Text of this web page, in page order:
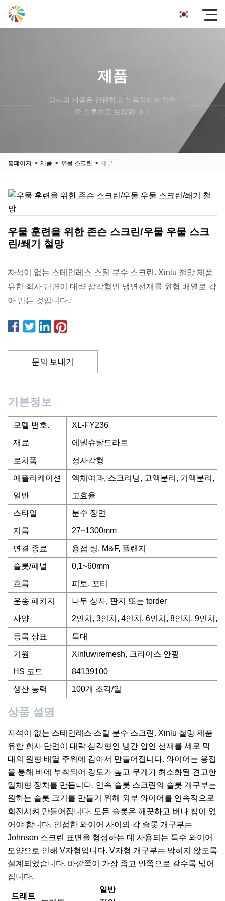
제품
당사의 제품은 간편하고 실용적이며 안전
한 솔루션을 보장합니다.
홈페이지 > 제품 > 우물 스크린 > 세부
우물 훈련을 위한 존슨 스크린/우물 우물 스크
린/쐐기 철망
자석이 없는 스테인레스 스틸 분수 스크린. Xinlu 철망 제품
유한 회사 단면이 대략 삼각형인 냉연선재를 원형 배열로 감
아 만든 것입니다.;
문의 보내기
기본정보
모델 번호. XL-FY236
재료 에델슈탈드라트
로치폼 정사각형
애플리케이션 액체여과, 스크리닝, 고액분리, 기액분리,
일반 고효율
스타일 분수 장면
지름 27~1300mm
연결 종료 용접 링, M&F, 플랜지
슬롯/패널 0,1~60mm
흐름 피토, 포티
운송 패키지 나무 상자, 판지 또는 torder
사양 2인치, 3인치, 4인치, 6인치, 8인치, 9인치,
등록 상표 특대
기원 Xinluwiremesh, 크라이스 안핑
HS 코드 84139100
생산 능력 100개 조각/일
상품 설명
자석이 없는 스테인레스 스틸 분수 스크린. Xinlu 철망 제품
유한 회사 단면이 대략 삼각형인 냉간 압연 선재를 세로 막
대의 원형 배열 주위에 감아서 만들어집니다. 와이어는 용접
을 통해 바에 부착되어 강도가 높고 무게가 최소화된 견고한
일체형 장치를 만듭니다. 연속 슬롯 스크린의 슬롯 개구부는
원하는 슬롯 크기를 만들기 위해 외부 와이어를 연속적으로
회전시켜 만들어집니다. 모든 슬롯은 깨끗하고 버나 칩이 없
어야 합니다. 인접한 와이어 사이의 각 슬롯 개구부는
Johnson 스크린 표면을 형성하는 데 사용되는 특수 와이어
모양으로 인해 V자형입니다. V자형 개구부는 막히지 않도록
설계되었습니다. 바깥쪽이 가장 좁고 안쪽으로 갈수록 넓어
집니다.
드래트
일반